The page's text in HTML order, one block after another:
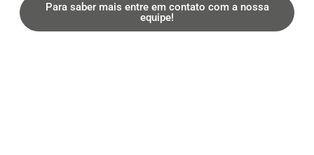
Para saber mais entre em contato com a nossa
equipe!